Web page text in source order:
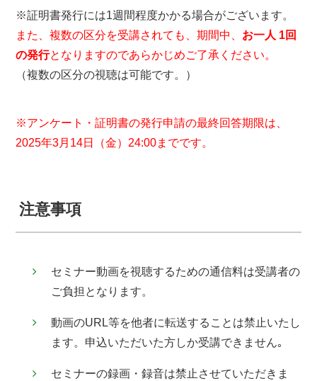
※証明書発行には1週間程度かかる場合がございます。
また、複数の区分を受講されても、期間中、 お一人 1回
の発行となりますのであらかじめご了承ください。
（複数の区分の視聴は可能です。）
※アンケート・証明書の発行申請の最終回答期限は、
2025年3月14日（金）24:00までです。
注意事項
セミナー動画を視聴するための通信料は受講者の
ご負担となります。
動画のURL等を他者に転送することは禁⽌いたし
ます。申込いただいた方しか受講できません｡
セミナーの録画・録⾳は禁⽌させていただきま